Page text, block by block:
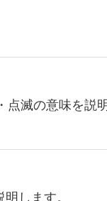
点滅の意味を説
します。